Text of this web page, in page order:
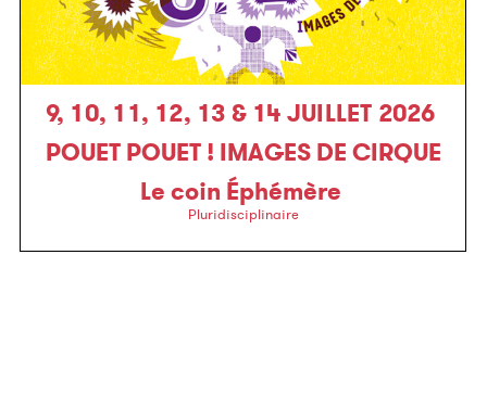
9, 10, 11, 12, 13 & 14 JUILLET 2026
POUET POUET ! IMAGES DE CIRQUE
Le coin Éphémère
Pluridisciplinaire